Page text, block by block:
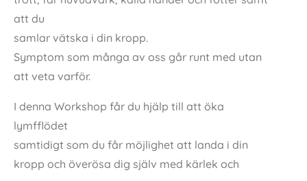
att du
samlar vätska i din kropp.
Symptom som många av oss går runt med utan
att veta varför.
denna Workshop får du hjälp till att öka
lymfflödet
samtidigt som du får möjlighet att landa i din
kropp och överösa dig själv med kärlek och